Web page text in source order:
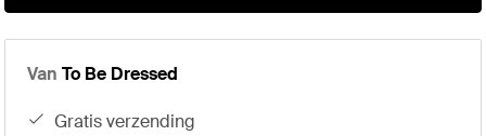
Van To Be Dressed
gratis verzending